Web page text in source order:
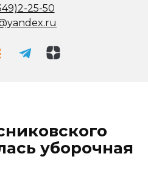
25-50
уборочная